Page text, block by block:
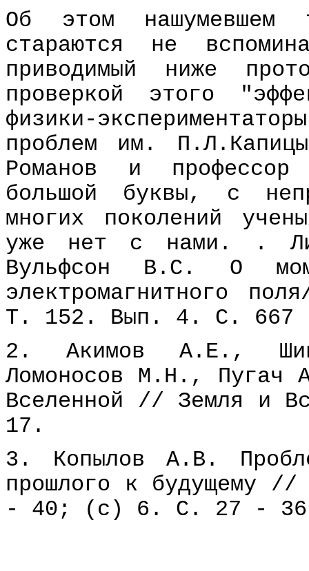
Об этом нашумевшем
стараются не
приводимый ниже
проверкой этого
физики-
проблем им.
Романов и
большой буквы, с
многих поколений
уже нет с нами. .
Вульфсон В.С. О
электромагнитного
Т. 152. Вып. 4. С. 667
2. Акимов А.Е.,
Ломоносов М.H., Пугач
Вселенной // Земля и
17.
3. Копылов А.В.
прошлого к будущему
- 40; (c) 6. С. 27 -